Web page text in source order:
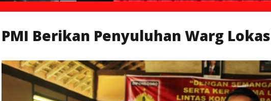
PMI Berikan Penyuluhan Warg